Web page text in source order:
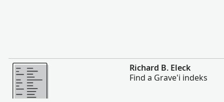
Rohkem
Richard B. Eleck
Find a Grave'i indeks